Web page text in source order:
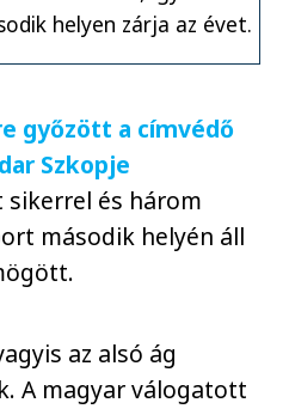
helyen zárja az évet.
győzött a címvédő
Szkopje
sikerrel és három
második helyén áll
az alsó ág
A magyar válogatott